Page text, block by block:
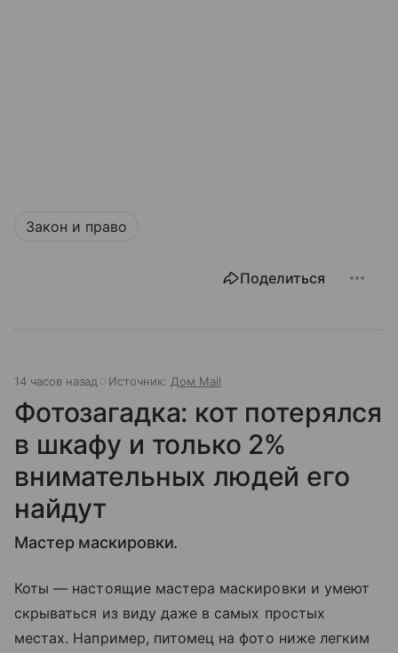
Закон и право
Поделиться
14 часов назад Источник: Дом Mail
Фотозагадка: кот потерялся
в шкафу и только 2%
внимательных людей его
найдут
Мастер маскировки.
Коты — настоящие мастера маскировки и умеют
скрываться из виду даже в самых простых
местах. Например, питомец на фото ниже легким